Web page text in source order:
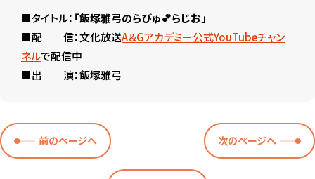
■タイトル： 「飯塚雅弓のらびゅ💕らじお」
■配 信：文化放送A＆Gアカデミー公式YouTubeチャン
ネルで配信中
■出 演：飯塚雅弓
前のページへ 次のページへ